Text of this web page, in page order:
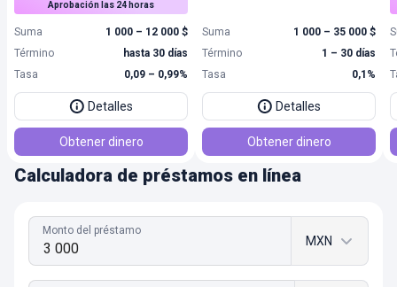
Aprobación las 24 horas
Suma
1 000 – 12 000 $
Término
hasta 30 días
Tasa
0,09 – 0,99%
Detalles
Obtener dinero
Suma
1 000 – 35 000 $
Término
1 – 30 días
Tasa
0,1%
Detalles
Obtener dinero
Calculadora de préstamos en línea
Monto del préstamo
MXN